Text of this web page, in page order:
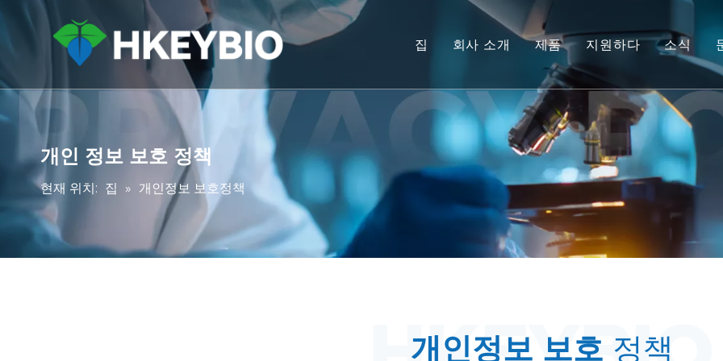
집 회사 소개 제품
비인간 영장류(NHP) 모델
설치류 동물 모델
인체 조직 및 생체 외 모델
통합 유효성 평가
중개 의학 및 바이오마커
IND 제출 지원
지원하다
다운로드
FAQ
고객 추천사
소식
개인 정보 보호 정책
현재 위치: 집 » 개인정보 보호정책
개인정보 보호 정책